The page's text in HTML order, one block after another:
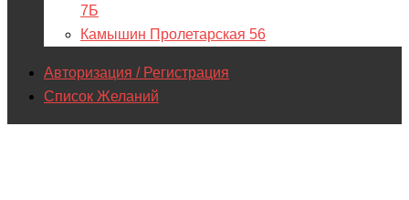
7Б
Камышин Пролетарская 56
Авторизация / Регистрация
Список Желаний